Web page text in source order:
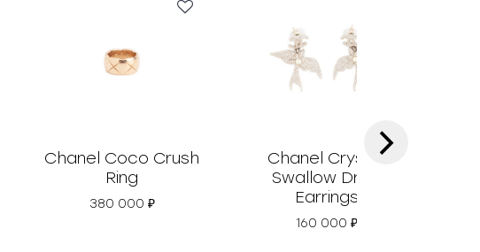
Chanel Coco Crush
Ring
380 000 ₽
Chanel Crystal
Swallow Drop
Earrings
160 000 ₽
›